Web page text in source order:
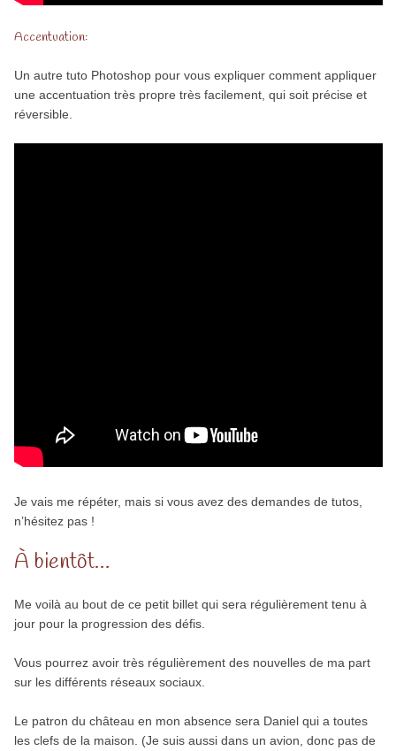
Accentuation:
Un autre tuto Photoshop pour vous expliquer comment appliquer
une accentuation très propre très facilement, qui soit précise et
réversible.
Je vais me répéter, mais si vous avez des demandes de tutos,
n’hésitez pas !
À bientôt…
Me voilà au bout de ce petit billet qui sera régulièrement tenu à
jour pour la progression des défis.
Vous pourrez avoir très régulièrement des nouvelles de ma part
sur les différents réseaux sociaux.
Le patron du château en mon absence sera Daniel qui a toutes
les clefs de la maison. (Je suis aussi dans un avion, donc pas de